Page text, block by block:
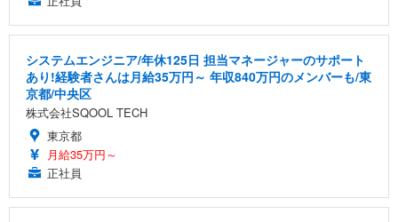
システムエンジニア/年休125日 担当マネージャーのサポート
あり!経験者さんは月給35万円～ 年収840万円のメンバーも/東
京都/中央区
株式会社SQOOL TECH
東京都
月給35万円～
正社員